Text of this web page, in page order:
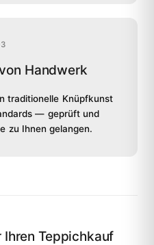
Handwerk
traditionelle Knüpfkunst
— geprüft und
zu Ihnen gelangen.
Teppichkauf